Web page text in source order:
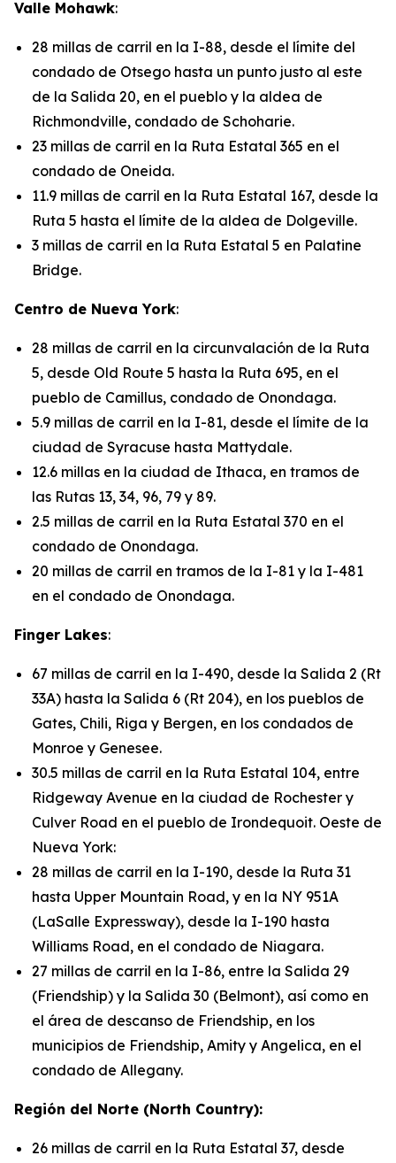
Valle Mohawk:
28 millas de carril en la I-88, desde el límite del
condado de Otsego hasta un punto justo al este
de la Salida 20, en el pueblo y la aldea de
Richmondville, condado de Schoharie.
23 millas de carril en la Ruta Estatal 365 en el
condado de Oneida.
11.9 millas de carril en la Ruta Estatal 167, desde la
Ruta 5 hasta el límite de la aldea de Dolgeville.
3 millas de carril en la Ruta Estatal 5 en Palatine
Bridge.
Centro de Nueva York:
28 millas de carril en la circunvalación de la Ruta
5, desde Old Route 5 hasta la Ruta 695, en el
pueblo de Camillus, condado de Onondaga.
5.9 millas de carril en la I-81, desde el límite de la
ciudad de Syracuse hasta Mattydale.
12.6 millas en la ciudad de Ithaca, en tramos de
las Rutas 13, 34, 96, 79 y 89.
2.5 millas de carril en la Ruta Estatal 370 en el
condado de Onondaga.
20 millas de carril en tramos de la I-81 y la I-481
en el condado de Onondaga.
Finger Lakes:
67 millas de carril en la I-490, desde la Salida 2 (Rt
33A) hasta la Salida 6 (Rt 204), en los pueblos de
Gates, Chili, Riga y Bergen, en los condados de
Monroe y Genesee.
30.5 millas de carril en la Ruta Estatal 104, entre
Ridgeway Avenue en la ciudad de Rochester y
Culver Road en el pueblo de Irondequoit. Oeste de
Nueva York:
28 millas de carril en la I-190, desde la Ruta 31
hasta Upper Mountain Road, y en la NY 951A
(LaSalle Expressway), desde la I-190 hasta
Williams Road, en el condado de Niagara.
27 millas de carril en la I-86, entre la Salida 29
(Friendship) y la Salida 30 (Belmont), así como en
el área de descanso de Friendship, en los
municipios de Friendship, Amity y Angelica, en el
condado de Allegany.
Región del Norte (North Country):
26 millas de carril en la Ruta Estatal 37, desde